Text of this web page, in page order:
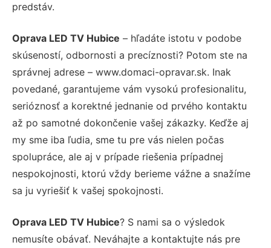
predstáv.
Oprava LED TV Hubice – hľadáte istotu v podobe
skúseností, odbornosti a precíznosti? Potom ste na
správnej adrese – www.domaci-opravar.sk. Inak
povedané, garantujeme vám vysokú profesionalitu,
serióznosť a korektné jednanie od prvého kontaktu
až po samotné dokončenie vašej zákazky. Keďže aj
my sme iba ľudia, sme tu pre vás nielen počas
spolupráce, ale aj v prípade riešenia prípadnej
nespokojnosti, ktorú vždy berieme vážne a snažíme
sa ju vyriešiť k vašej spokojnosti.
Oprava LED TV Hubice? S nami sa o výsledok
nemusíte obávať. Neváhajte a kontaktujte nás pre